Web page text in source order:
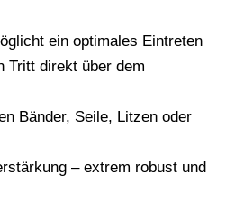
ein optimales Eintreten
Tritt direkt über dem
Bänder, Seile, Litzen oder
– extrem robust und